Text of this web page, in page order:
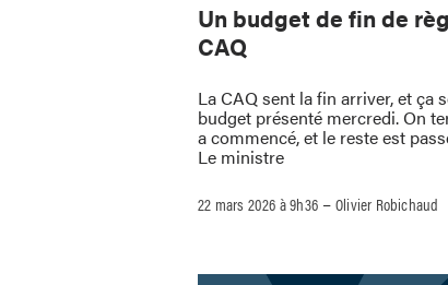
Un budget de fin de
CAQ
La CAQ sent la fin arriver, et ça
budget présenté mercredi. On
a commencé, et le reste est
Le ministre
22 mars 2026 à 9h36 –Olivier Robichaud